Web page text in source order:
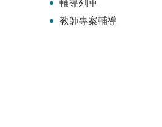
輔導列車
教師專案輔導